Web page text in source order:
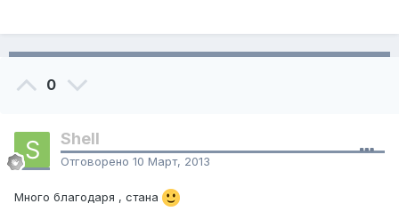
0
Shell
Отговорено 10 Март, 2013
Много благодаря , стана